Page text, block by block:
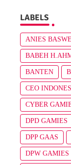
LABELS
ANIES
BABEH
BANTEN
CEO
CYBER
DPD GAMIES
DPP GAAS
DPW GAMIES